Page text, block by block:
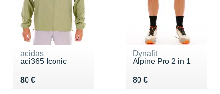
adidas
adi365 Iconic
80 €
Vendu 80 €
Dynafit
Alpine Pro 2 in 1
80 €
Vendu 80 €